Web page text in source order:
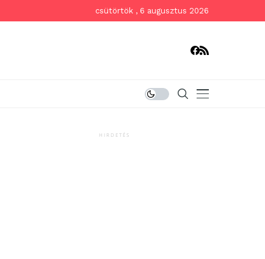
csütörtök , 6 augusztus 2026
HIRDETÉS